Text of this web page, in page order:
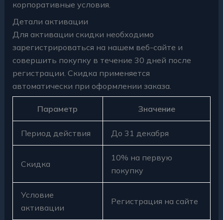
корпоративные условия.
Детали активации
Для активации скидки необходимо
зарегистрироваться на нашем веб-сайте и
совершить покупку в течение 30 дней после
регистрации. Скидка применяется
автоматически при оформлении заказа.
Параметр Значение
Период действия До 31 декабря
Скидка
10% на первую
покупку
Условие
активации
Регистрация на сайте